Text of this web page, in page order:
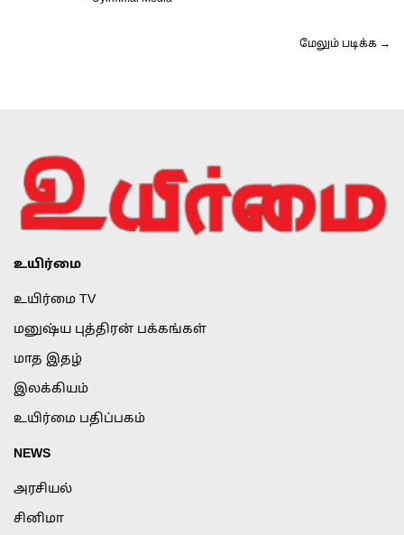
மேலும் படிக்க →
உயிர்மை
உயிர்மை TV
மனுஷ்ய புத்திரன் பக்கங்கள்
மாத இதழ்
இலக்கியம்
உயிர்மை பதிப்பகம்
NEWS
அரசியல்
சினிமா